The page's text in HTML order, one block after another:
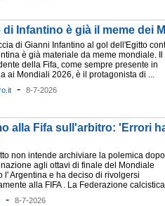
Infantino è già il meme dei
di Gianni Infantino al gol dell'Egitto
è già materiale da meme mondiale. Il
della Fifa, come sempre presente in
ai Mondiali 2026, è il protagonista di ...
- 8-7-2026
alla Fifa sull'arbitro: 'Errori
non intende archiviare la polemica dopo
agli ottavi di finale del Mondiale
l' Argentina e ha deciso di rivolgersi
alla FIFA . La Federazione
- 8-7-2026